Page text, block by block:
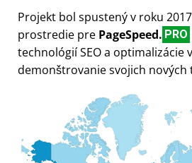
Projekt bol spustený v roku
prostredie pre PageSpeed. PRO
technológií SEO a optimalizácie
demonštrovanie svojich nových